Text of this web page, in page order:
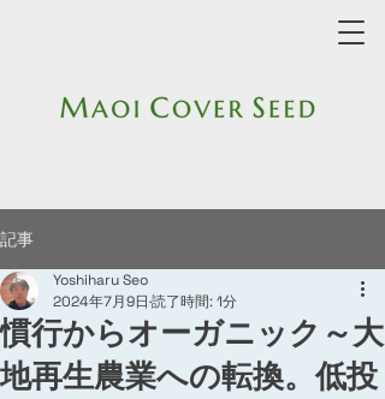
記事
慣行からオーガニック～大
地再生農業への転換。低投
Yoshiharu Seo
2024年7月9日 読了時間: 1分